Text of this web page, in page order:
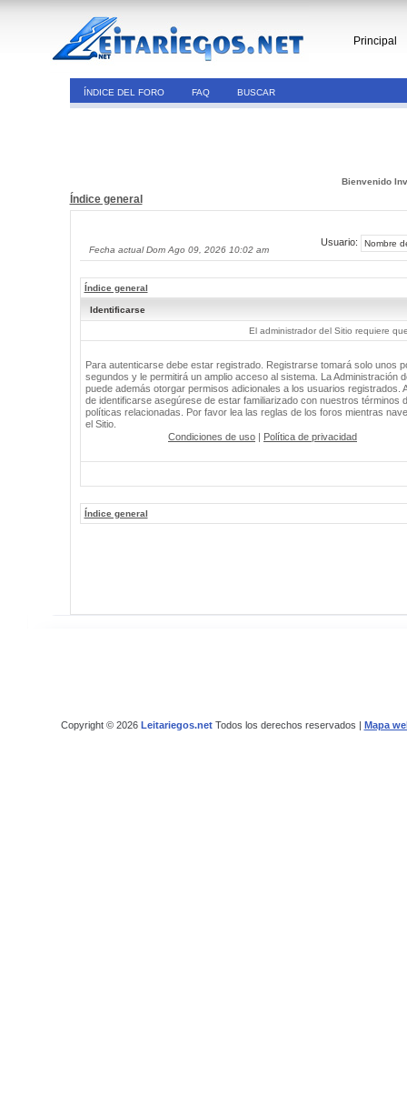
Principal
ÍNDICE DEL FORO FAQ BUSCAR
Bienvenido
Índice general
Fecha actual Dom Ago 09, 2026 10:02 am
Usuario:
Índice general
Identificarse
El administrador del Sitio requiere
Para autenticarse debe estar registrado. Registrarse tomará solo unos
segundos y le permitirá un amplio acceso al sistema. La Administración
puede además otorgar permisos adicionales a los usuarios registrados.
de identificarse asegúrese de estar familiarizado con nuestros términos
políticas relacionadas. Por favor lea las reglas de los foros mientras
el Sitio.
Condiciones de uso | Política de privacidad
Índice general
Copyright © 2026 Leitariegos.netTodos los derechos reservados | Mapa